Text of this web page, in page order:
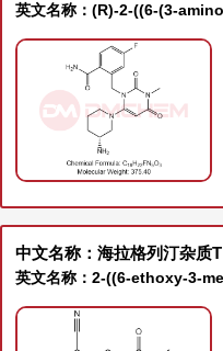
中文名称：海拉格列汀杂质T